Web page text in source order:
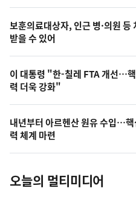
의
영
상
오
늘
의
사
진
보훈의료대상자, 인근 병·의원 등
받을 수 있어
이 대통령 "한-칠레 FTA 개선…
력 더욱 강화"
내년부터 아르헨산 원유 수입…
력 체계 마련
오늘의 멀티미디어